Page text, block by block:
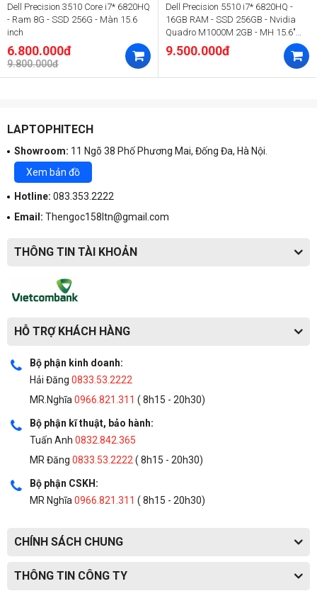
Dell Precision 3510 Core i7* 6820HQ
- Ram 8G - SSD 256G - Màn 15.6
inch
6.800.000đ
9.800.000đ
Dell Precision 5510 i7* 6820HQ -
16GB RAM - SSD 256GB - Nvidia
Quadro M1000M 2GB - MH 15.6"
Full HD
9.500.000đ
LAPTOPHITECH
Showroom: 11 Ngõ 38 Phố Phương Mai, Đống Đa, Hà Nội.
Xem bản đồ
Hotline: 083.353.2222
Email: Thengoc158ltn@gmail.com
THÔNG TIN TÀI KHOẢN
HỖ TRỢ KHÁCH HÀNG
Bộ phận kinh doanh:
Hải Đăng 0833.53.2222
MR.Nghĩa 0966.821.311 ( 8h15 - 20h30)
Bộ phận kĩ thuật, bảo hành:
Tuấn Anh 0832.842.365
MR Đăng 0833.53.2222 ( 8h15 - 20h30)
Bộ phận CSKH:
MR Nghĩa 0966.821.311 ( 8h15 - 20h30)
CHÍNH SÁCH CHUNG
THÔNG TIN CÔNG TY